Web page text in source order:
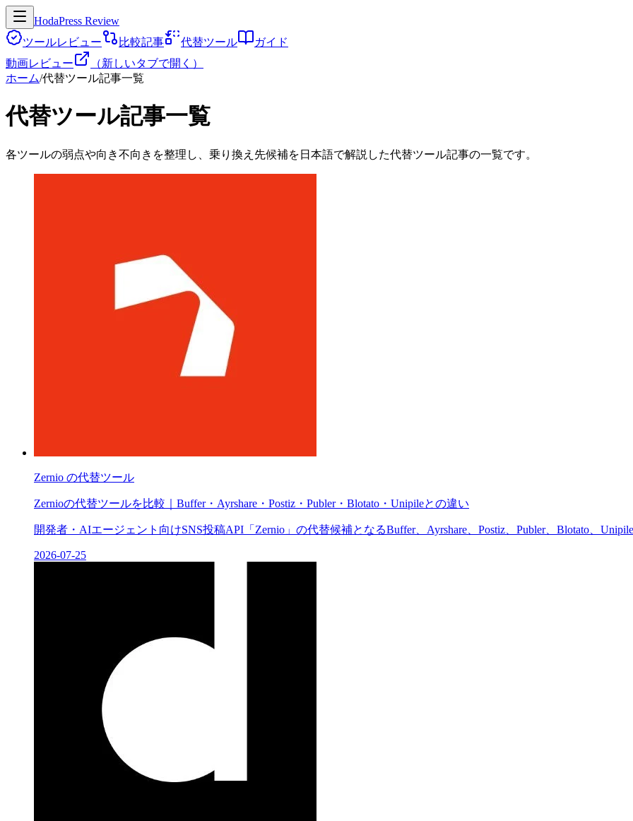
HodaPress Review
ツールレビュー
比較記事 代替ツール
ガイド
動画レビュー
（新しいタブで開く）
ホーム/代替ツール記事一覧
代替ツール記事一覧
各ツールの弱点や向き不向きを整理し、乗り換え先候補を日本語で解説した代替ツール記事の一覧です。
Zernio の代替ツール
Zernioの代替ツールを比較｜Buffer・Ayrshare・Postiz・Publer・Blotato・Unipileとの違い
開発者・AIエージェント向けSNS投稿API「Zernio」の代替候補となるBuffer、Ayrshare、Postiz、Publer、Blotato、
2026-07-25